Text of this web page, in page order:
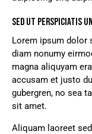
SED UT PERSPICIATIS
Lorem ipsum dolor
diam nonumy
magna aliquyam
accusam et justo
gubergren, no sea
sit amet.
Aliquam laoreet